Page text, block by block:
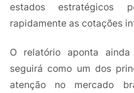
estados estratégicos
rapidamente as cotações
O relatório aponta
seguirá como um dos
atenção no mercado